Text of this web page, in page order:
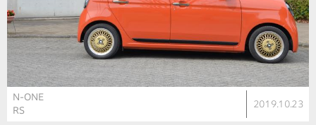
N-ONE
RS
2019.10.23